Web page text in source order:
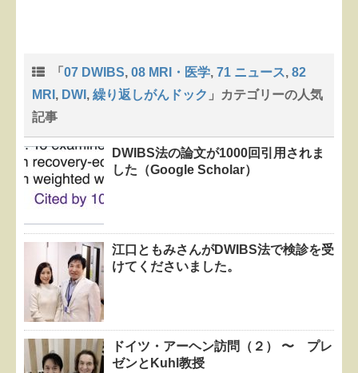
「 07 DWIBS, 08 MRI・医学, 71 ニュース, 82
MRI , DWI , 繰り返しがんドック 」カテゴリーの人気
記事
DWIBS法の論文が1000回引用されま
した（Google Scholar）
江口ともみさんがDWIBS法で検診を受
けてくださいました。
ドイツ・アーヘン訪問（２） 〜 プレ
ゼンとKuhl教授